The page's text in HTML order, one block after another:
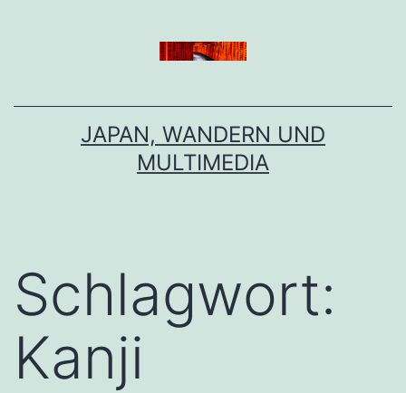
JAPAN, WANDERN UND
MULTIMEDIA
Schlagwort:
Kanji